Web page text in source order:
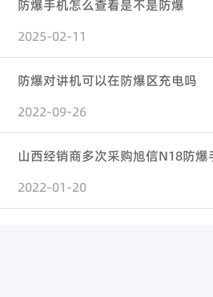
防爆手机怎么查看是不是防爆
2025-02-11
防爆对讲机可以在防爆区充电吗
2022-09-26
山西经销商多次采购旭信N18防爆
2022-01-20